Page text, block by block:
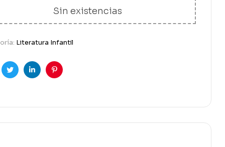
Sin existencias
Literatura Infantil
GorjeoLinkedInPinterest